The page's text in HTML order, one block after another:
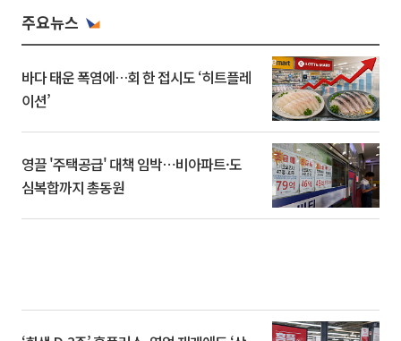
주요뉴스
바다 태운 폭염에…회 한 접시도 ‘히트플레
이션’
영끌 '주택공급' 대책 임박⋯비아파트·도
심복합까지 총동원